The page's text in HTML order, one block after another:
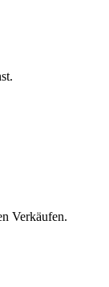
Verkäufen.